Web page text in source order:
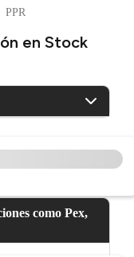
PPR
en Stock
como Pex,